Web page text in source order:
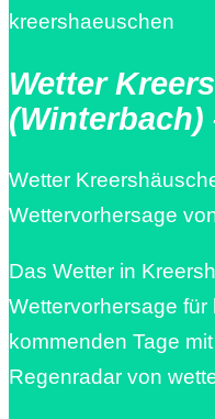
kreershaeuschen
Wetter
(Winterbach)
Wetter
Wettervorhersage
Das Wetter in
Wettervorhersage
kommenden Tage
Regenradar von